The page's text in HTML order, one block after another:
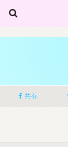
共有